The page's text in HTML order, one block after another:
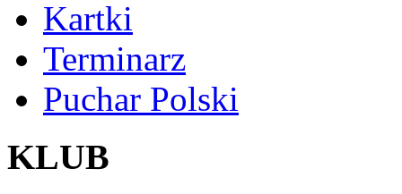
Kartki
Terminarz
Puchar Polski
KLUB